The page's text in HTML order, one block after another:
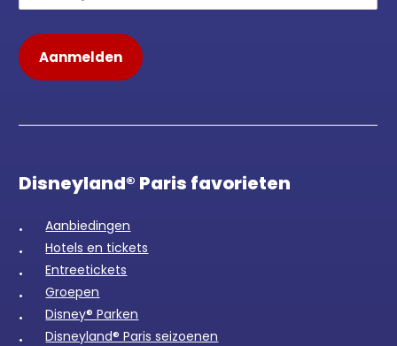
Disneyland® Paris favorieten
Aanbiedingen
Hotels en tickets
Entreetickets
Groepen
Disney® Parken
Disneyland® Paris seizoenen